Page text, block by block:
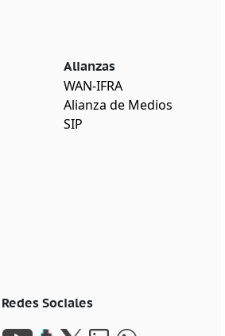
Alianzas
WAN-IFRA
Alianza de Medios
SIP
Redes Sociales